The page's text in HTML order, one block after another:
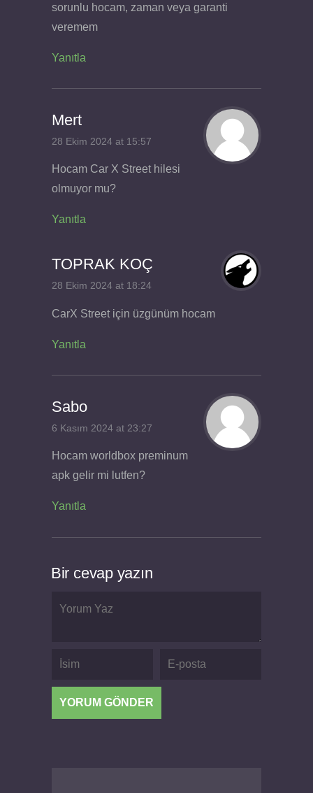
sorunlu hocam, zaman veya garanti
veremem
Yanıtla
Mert
28 Ekim 2024 at 15:57
Hocam Car X Street hilesi
olmuyor mu?
Yanıtla
TOPRAK KOÇ
28 Ekim 2024 at 18:24
CarX Street için üzgünüm hocam
Yanıtla
Sabo
6 Kasım 2024 at 23:27
Hocam worldbox preminum
apk gelir mi lutfen?
Yanıtla
Bir cevap yazın